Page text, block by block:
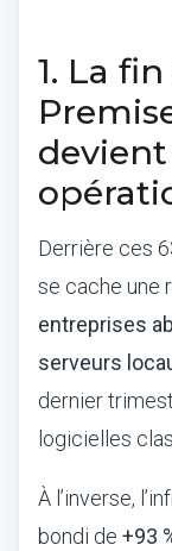
1. La
Derrière ces
se cache une
entreprises
serveurs
dernier
logicielles
À l’inverse,
bondi de +93